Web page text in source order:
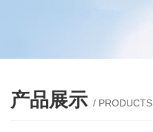
产品展示 / PRODUCTS